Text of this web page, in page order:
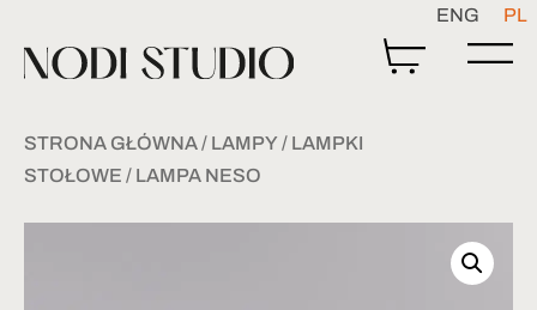
ENG PL
STRONA GŁÓWNA/ LAMPY / LAMPKI
STOŁOWE / LAMPA NESO